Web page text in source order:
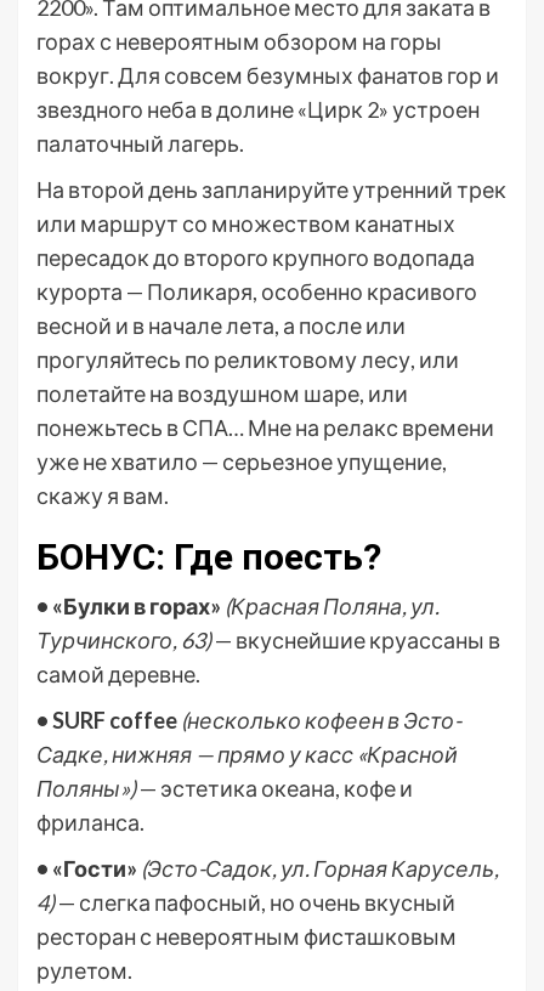
2200». Там оптимальное место для заката в
горах с невероятным обзором на горы
вокруг. Для совсем безумных фанатов гор и
звездного неба в долине «Цирк 2» устроен
палаточный лагерь.
На второй день запланируйте утренний трек
или маршрут со множеством канатных
пересадок до второго крупного водопада
курорта — Поликаря, особенно красивого
весной и в начале лета, а после или
прогуляйтесь по реликтовому лесу, или
полетайте на воздушном шаре, или
понежьтесь в СПА… Мне на релакс времени
уже не хватило — серьезное упущение,
скажу я вам.
БОНУС: Где поесть?
• «Булки в горах» (Красная Поляна, ул.
Турчинского, 63)— вкуснейшие круассаны в
самой деревне.
• SURF coffee (несколько кофеен в Эсто-
Садке, нижняя — прямо у касс «Красной
Поляны»)— эстетика океана, кофе и
фриланса.
• «Гости» (Эсто-Садок, ул. Горная Карусель,
4)— слегка пафосный, но очень вкусный
ресторан с невероятным фисташковым
рулетом.